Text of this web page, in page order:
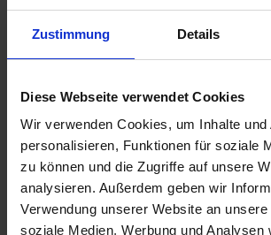
Zustimmung Details
Diese Webseite verwendet Cookies
Wir verwenden Cookies, um Inhalte und
personalisieren, Funktionen für soziale
zu können und die Zugriffe auf unsere
analysieren. Außerdem geben wir
Verwendung unserer Website an
soziale Medien, Werbung und Analysen
Artikel-Nr.: 7002224-02-cfg
Ähnliche Produkte